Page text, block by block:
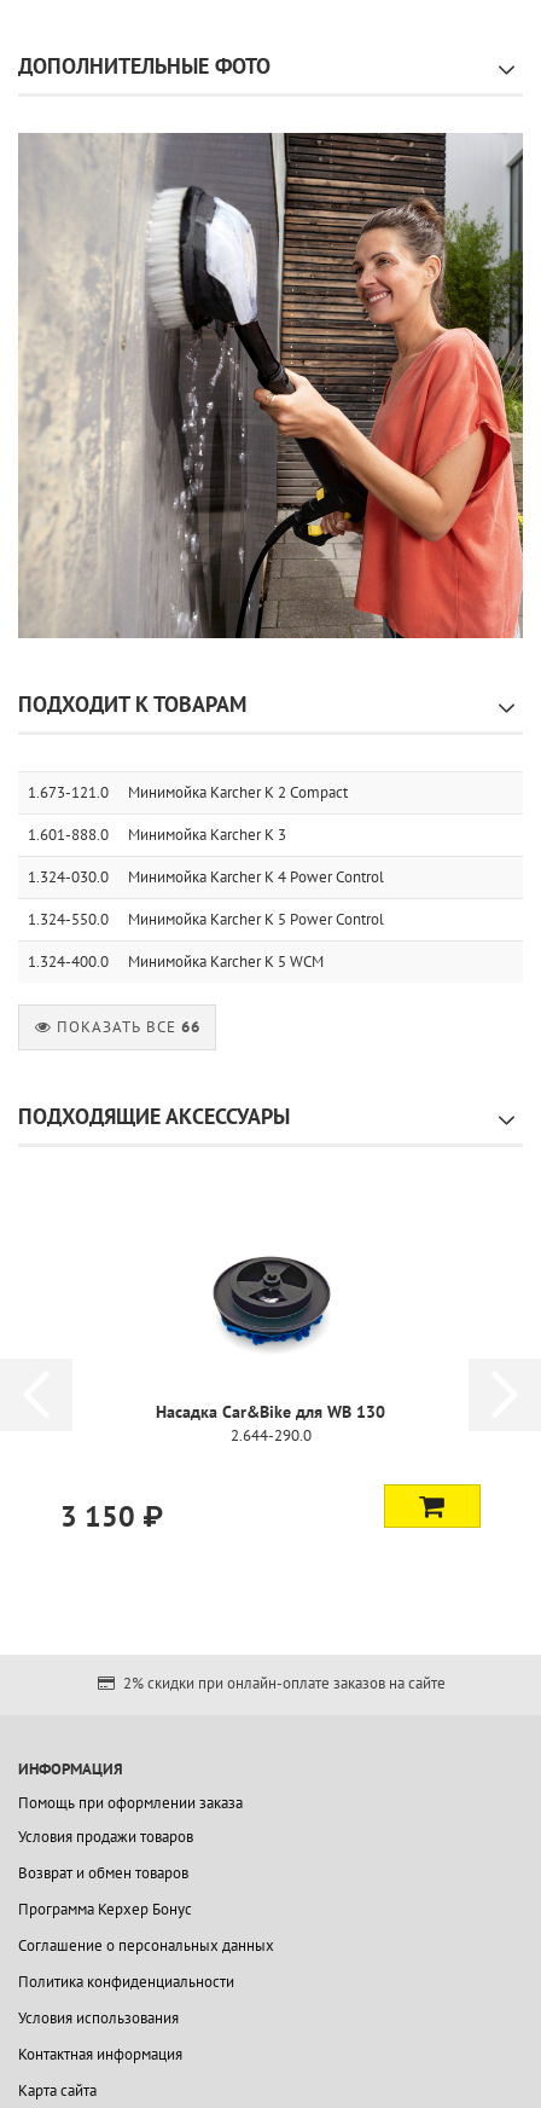
ДОПОЛНИТЕЛЬНЫЕ ФОТО
ПОДХОДИТ К ТОВАРАМ
1.673-121.0 Минимойка Karcher K 2 Compact
1.601-888.0 Минимойка Karcher K 3
1.324-030.0 Минимойка Karcher K 4 Power Control
1.324-550.0 Минимойка Karcher K 5 Power Control
1.324-400.0 Минимойка Karcher K 5 WCM
ПОКАЗАТЬ ВСЕ66
ПОДХОДЯЩИЕ АКСЕССУАРЫ
Насадка Home&Garden для
2% скидки при онлайн-оплате заказов на сайте
ИНФОРМАЦИЯ
Помощь при оформлении заказа
Условия продажи товаров
Возврат и обмен товаров
Программа Керхер Бонус
Соглашение о персональных данных
Политика конфиденциальности
Условия использования
Контактная информация
Карта сайта